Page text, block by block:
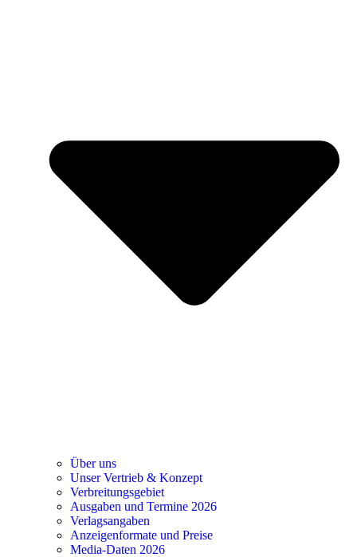
Über uns
Unser Vertrieb & Konzept
Verbreitungsgebiet
Ausgaben und Termine 2026
Verlagsangaben
Anzeigenformate und Preise
Media-Daten 2026